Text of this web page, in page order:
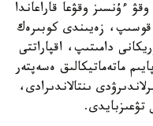
ءۇنسىز وقۋعا قاراعاندا
زەيىندى كوبىرەك
دامىتىپ، اقپاراتتى
ماتەماتيكالىق ەسەپتەر
ىنتالاندىرادى،
تۋعىزبايدى.